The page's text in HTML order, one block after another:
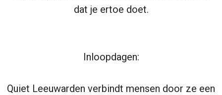
dat je ertoe doet.
Inloopdagen:
Quiet Leeuwarden verbindt mensen door ze een